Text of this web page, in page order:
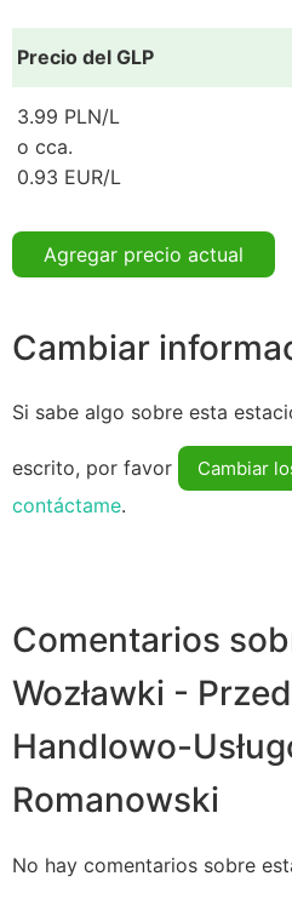
Precio del GLP
3.99 PLN/L
o cca.
0.93 EUR/L
Agregar precio actual
Cambiar
Si sabe algo sobre esta
escrito, por favor Cambiar
contáctame.
Comentarios
Wozławki -
Handlowo-
Romanowski
No hay comentarios sobre